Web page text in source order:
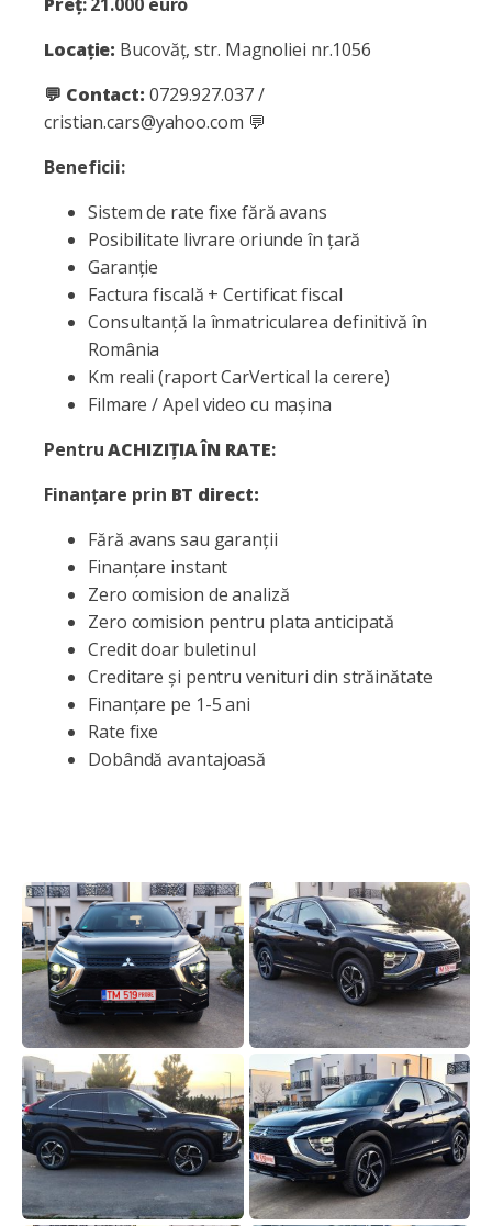
Locație: Bucovăț, str. Magnoliei nr.1056
💬 Contact: 0729.927.037 /
cristian.cars@yahoo.com 💬
Beneficii:
Sistem de rate fixe fără avans
Posibilitate livrare oriunde în țară
Garanție
Factura fiscală + Certificat fiscal
Consultanță la înmatricularea definitivă în
România
Km reali (raport CarVertical la cerere)
Filmare / Apel video cu mașina
PentruACHIZIȚIA ÎN RATE:
Finanțare prin BT direct:
Fără avans sau garanții
Finanțare instant
Zero comision de analiză
Zero comision pentru plata anticipată
Credit doar buletinul
Creditare și pentru venituri din străinătate
Finanțare pe 1-5 ani
Rate fixe
Dobândă avantajoasă